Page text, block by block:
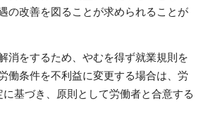
の改善を図ることが求められることが
消をするため、やむを得ず就業規則を
働条件を不利益に変更する場合は、労
基づき、原則として労働者と合意する